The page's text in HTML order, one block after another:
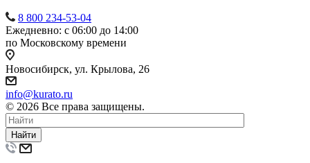
8 800 234-53-04
Ежедневно: с 06:00 до 14:00
по Московскому времени
Новосибирск, ул. Крылова, 26
info@kurato.ru
© 2026 Все права защищены.
Найти